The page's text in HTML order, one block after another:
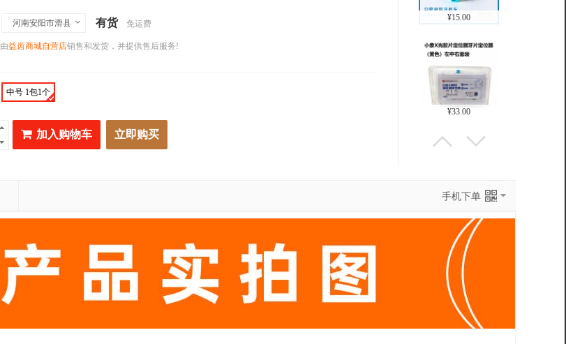
河南安阳市滑县 有货 免运费
由益齿商城自营店销售和发货，并提供售后服务!
中号 1包1个
加入购物车 立即购买
¥1000.00
¥19.60
¥15.00
手机下单